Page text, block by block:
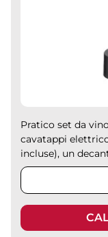
Pratico set da
cavatappi
incluse), un